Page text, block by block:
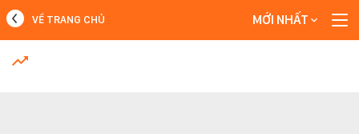
MỚI NHẤT
VỀ TRANG CHỦ MỚI NHẤT